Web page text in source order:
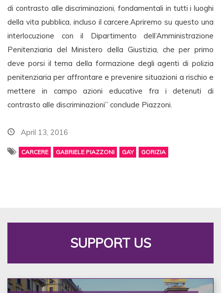
di contrasto alle discriminazioni, fondamentali in tutti i luoghi
della vita pubblica, incluso il carcere.Apriremo su questo una
interlocuzione con il Dipartimento dell’Amministrazione
Penitenziaria del Ministero della Giustizia, che per primo
deve porsi il tema della formazione degli agenti di polizia
penitenziaria per affrontare e prevenire situazioni a rischio e
mettere in campo azioni educative fra i detenuti di
contrasto alle discriminazioni” conclude Piazzoni.
April 13, 2016
CARCERE GABRIELE PIAZZONI GAY GORIZIA
SUPPORT US